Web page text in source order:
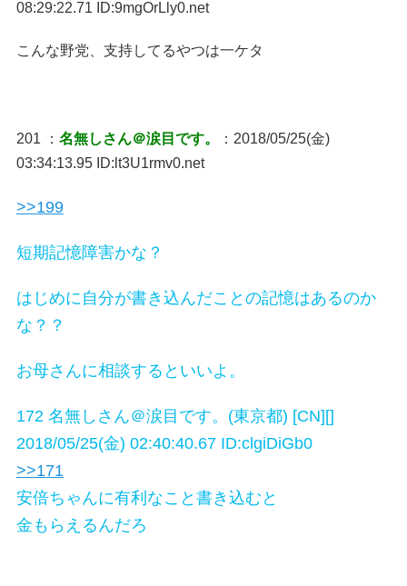
08:29:22.71 ID:9mgOrLly0.net
こんな野党、支持してるやつは一ケタ
201 ： 名無しさん＠涙目です。
：2018/05/25(金)
03:34:13.95 ID:lt3U1rmv0.net
>>199
短期記憶障害かな？
はじめに自分が書き込んだことの記憶はあるのか
な？？
お母さんに相談するといいよ。
172 名無しさん＠涙目です。(東京都) [CN][]
2018/05/25(金) 02:40:40.67 ID:clgiDiGb0
>>171
安倍ちゃんに有利なこと書き込むと
金もらえるんだろ